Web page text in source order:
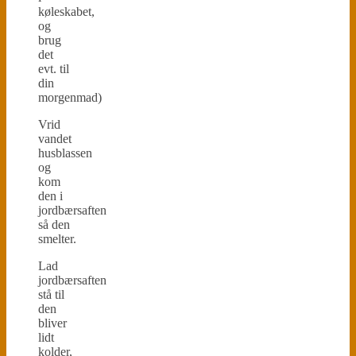
køleskabet,
og
brug
det
evt. til
din
morgenmad)
Vrid
vandet
husblassen
og
kom
den i
jordbærsaften
så den
smelter.
Lad
jordbærsaften
stå til
den
bliver
lidt
kolder,